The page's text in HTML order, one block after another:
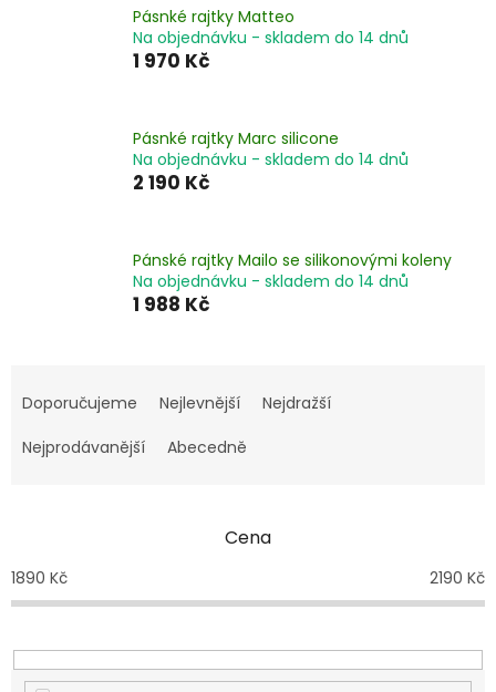
Pásnké rajtky Matteo
Na objednávku - skladem do 14 dnů
1 970 Kč
Pásnké rajtky Marc silicone
Na objednávku - skladem do 14 dnů
2 190 Kč
Pánské rajtky Mailo se silikonovými koleny
Na objednávku - skladem do 14 dnů
1 988 Kč
a
e
o
d
k
t
Doporučujeme Nejlevnější
Nejdražší
Nejprodávanější
Abecedně
Cena
1890 Kč 2190 Kč